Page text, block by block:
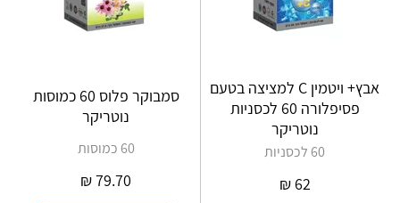
אבץ+ ויטמין C למציצה בטעם
פסיפלורה 60 לכסניות
נוטריקר
60 לכסניות
62
₪
סמבוקר פלוס 60 כמוסות
נוטריקר
60 כמוסות
79.70
₪